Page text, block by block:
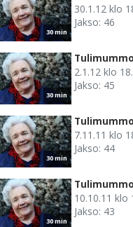
30 min
30.1.12 klo
Jakso: 46
30 min
2.1.12 klo
Jakso: 45
30 min
7.11.11 klo
Jakso: 44
30 min
10.10.11 klo
Jakso: 43